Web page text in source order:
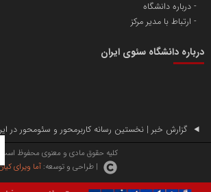
پایگاه اطلاع رسانی اعتلای نهادهای مردمی
انتشار گسترده محتوا در رسانه گزارش خبر
مسعودصادقی
درباره دانشگاه
ارتباط با مدیر مرکز
درباره دانشگاه سئوی ایران
گزارش خبر | نخستین رسانه کاربرمحور و سئومحور در
کلیه حقوق مادی و معنوی محفوظ است.
| طراحی و توسعه: آما ویرای